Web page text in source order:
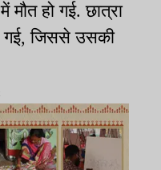
मौत हो गई. छात्रा
गई, जिससे उसकी